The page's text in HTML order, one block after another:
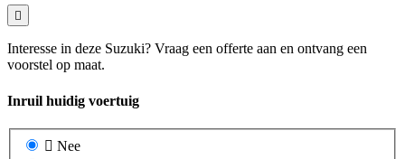
Interesse in deze Suzuki? Vraag een offerte aan en ontvang een
voorstel op maat.
Inruil huidig voertuig
Nee